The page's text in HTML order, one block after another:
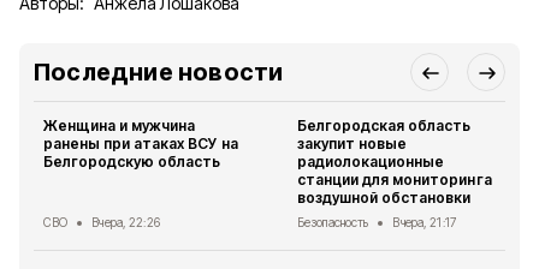
Последние новости
Женщина и мужчина
ранены при атаках ВСУ на
Белгородскую область
СВО Вчера, 22:26
Белгородская область
закупит новые
радиолокационные
станции для мониторинга
воздушной обстановки
Безопасность Вчера, 21:17